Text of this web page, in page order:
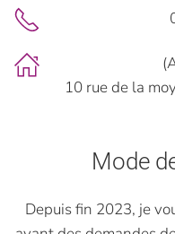
10 rue de la
Mode
Depuis fin 2023, je